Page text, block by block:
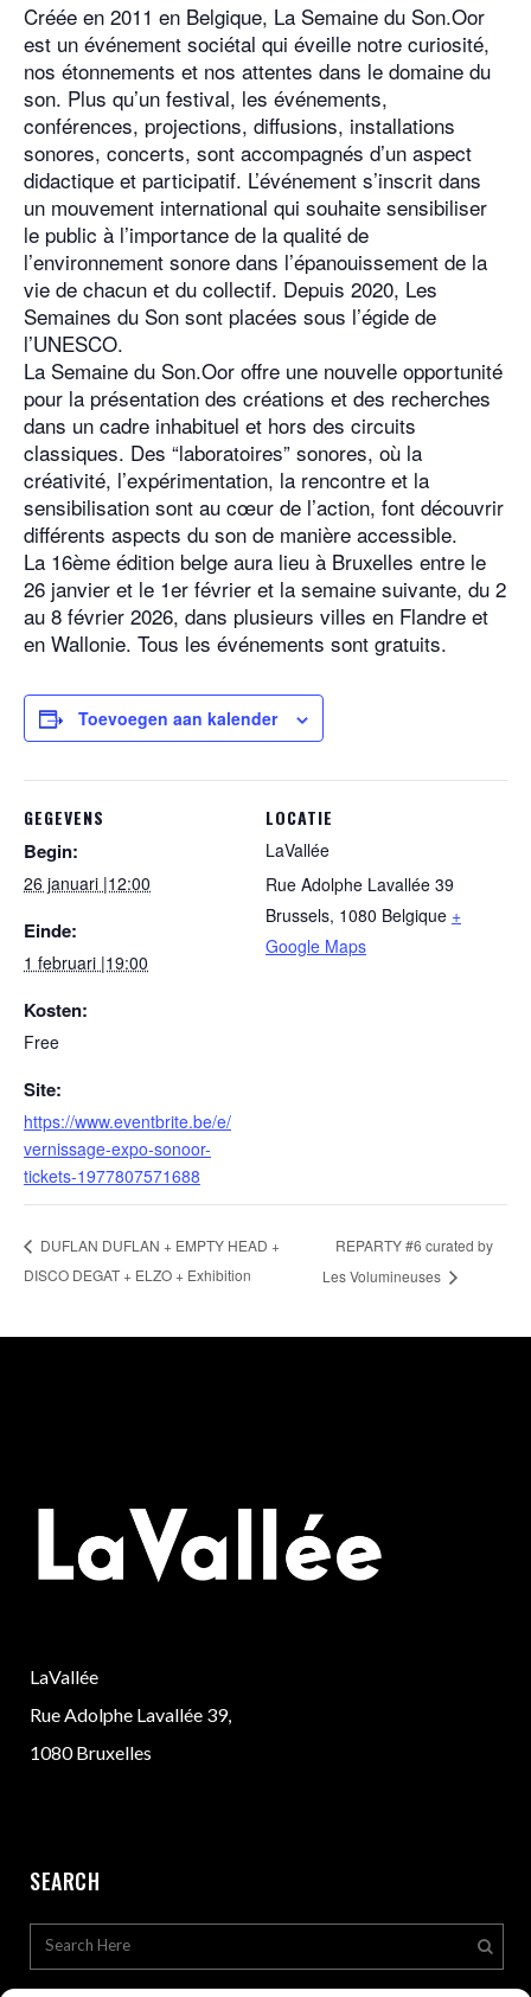
Créée en 2011 en Belgique, La Semaine du Son.Oor
est un événement sociétal qui éveille notre curiosité,
nos étonnements et nos attentes dans le domaine du
son. Plus qu’un festival, les événements,
conférences, projections, diffusions, installations
sonores, concerts, sont accompagnés d’un aspect
didactique et participatif. L’événement s’inscrit dans
un mouvement international qui souhaite sensibiliser
le public à l’importance de la qualité de
l’environnement sonore dans l’épanouissement de la
vie de chacun et du collectif. Depuis 2020, Les
Semaines du Son sont placées sous l’égide de
l’UNESCO.
La Semaine du Son.Oor offre une nouvelle opportunité
pour la présentation des créations et des recherches
dans un cadre inhabituel et hors des circuits
classiques. Des “laboratoires” sonores, où la
créativité, l’expérimentation, la rencontre et la
sensibilisation sont au cœur de l’action, font découvrir
différents aspects du son de manière accessible.
La 16ème édition belge aura lieu à Bruxelles entre le
26 janvier et le 1er février et la semaine suivante, du 2
au 8 février 2026, dans plusieurs villes en Flandre et
en Wallonie. Tous les événements sont gratuits.
Toevoegen aan kalender
GEGEVENS
Begin:
26 januari |12:00
Einde:
1 februari |19:00
Kosten:
Free
Site:
https://www.eventbrite.be/e/
vernissage-expo-sonoor-
tickets-1977807571688
LOCATIE
LaVallée
Rue Adolphe Lavallée 39
Brussels, 1080 Belgique +
Google Maps
DUFLAN DUFLAN + EMPTY HEAD +
DISCO DEGAT + ELZO + Exhibition
REPARTY #6 curated by
Les Volumineuses
LaVallée
Rue Adolphe Lavallée 39,
1080 Bruxelles
SEARCH